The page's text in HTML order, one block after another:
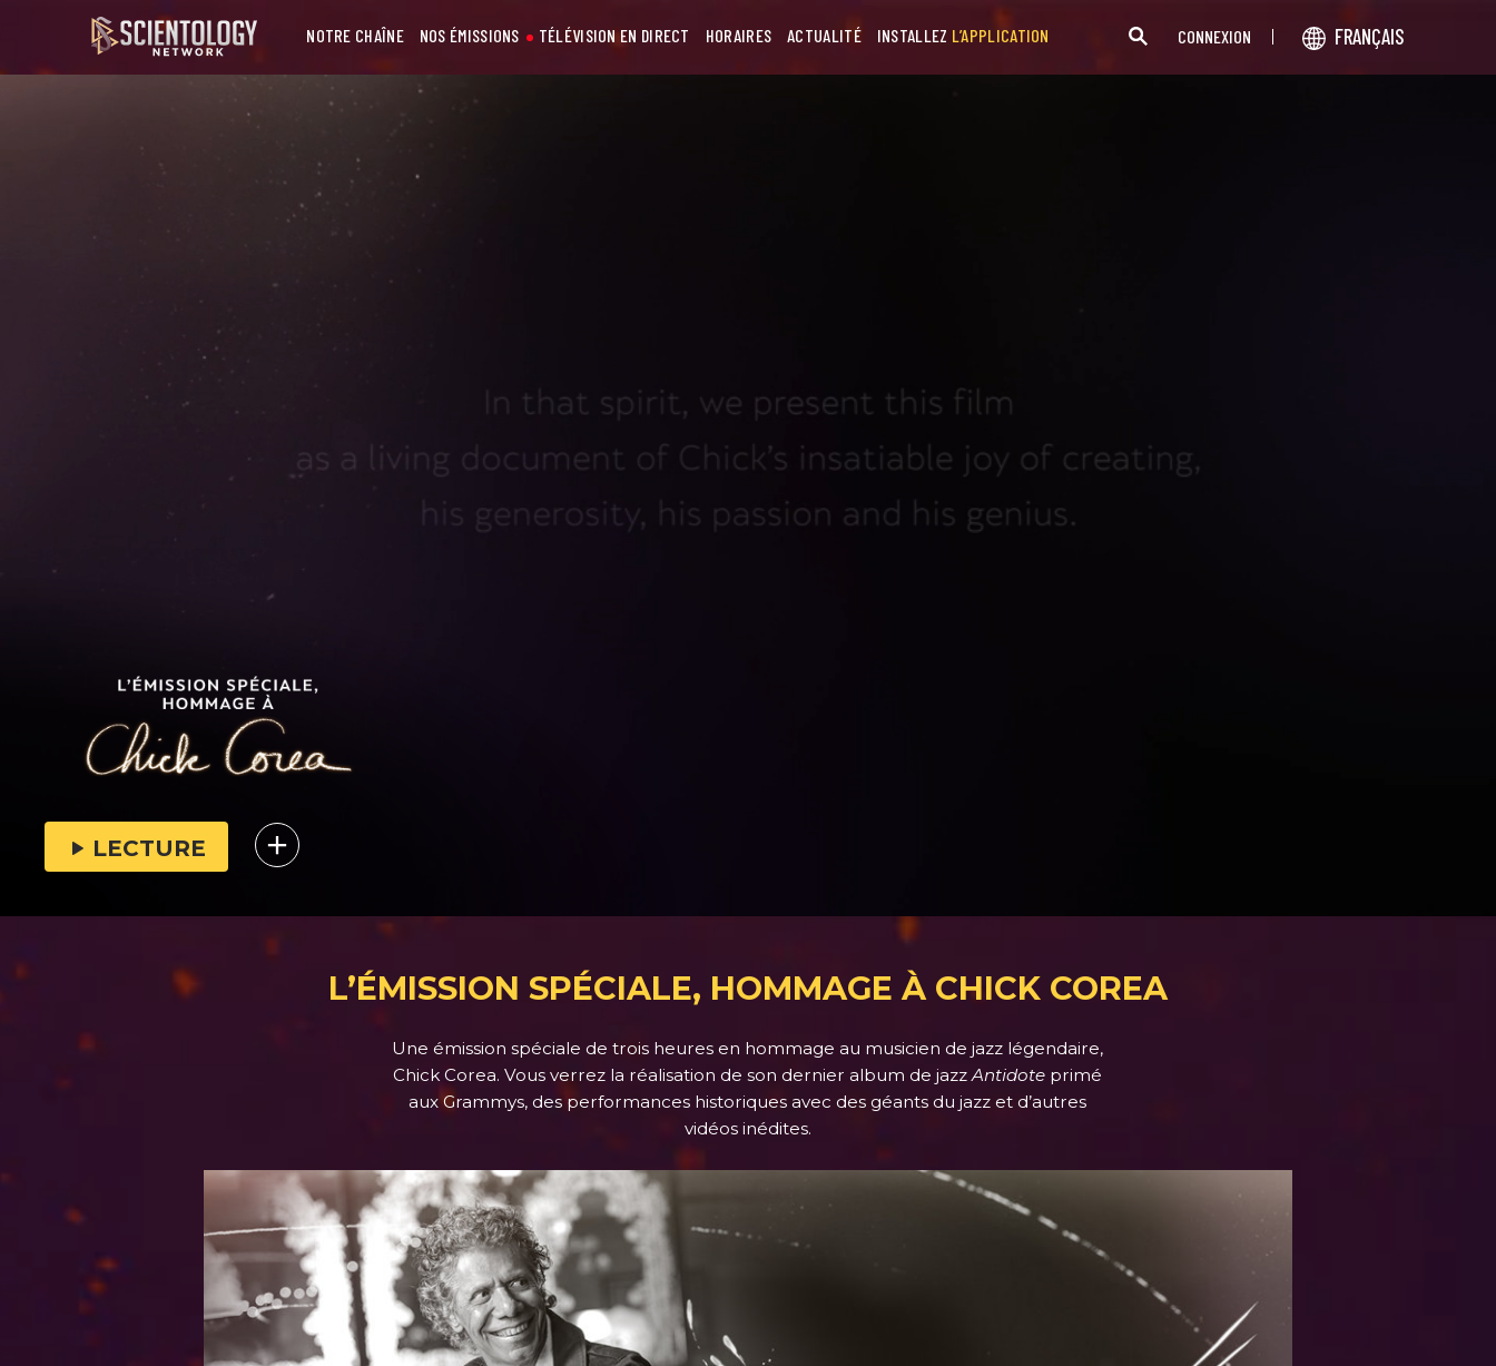
NOTRE CHAÎNE NOS ÉMISSIONS TÉLÉVISION EN DIRECT HORAIRES ACTUALITÉ INSTALLEZ L’APPLICATION CONNEXION FRANÇAIS
LECTURE
L’ÉMISSION SPÉCIALE, HOMMAGE À CHICK COREA
Une émission spéciale de trois heures en hommage au musicien de jazz légendaire,
Chick Corea. Vous verrez la réalisation de son dernier album de jazzAntidote primé
aux Grammys, des performances historiques avec des géants du jazz et d’autres
vidéos inédites.